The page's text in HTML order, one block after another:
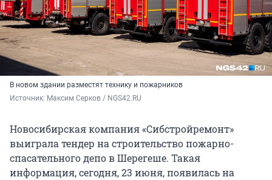
В новом здании разместят технику и пожарников
Источник: Максим Серков / NGS42.RU
Новосибирская компания «Сибстройремонт»
выиграла тендер на строительство пожарно-
спасательного депо в Шерегеше. Такая
информация, сегодня, 23 июня, появилась на